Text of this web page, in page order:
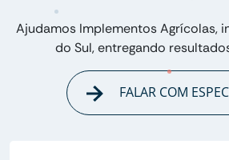
Ajudamos Implementos Agrícolas,
do Sul, entregando
FALAR COM